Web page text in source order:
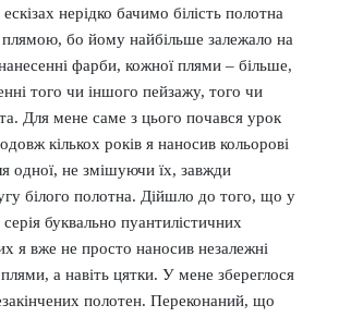
нерідко бачимо білість полотна
бо йому найбільше залежало на
фарби, кожної плями – більше,
того чи іншого пейзажу, того чи
Для мене саме з цього почався урок
кількох років я наносив кольорові
одної, не змішуючи їх, завжди
білого полотна. Дійшло до того, що у
буквально пуантилістичних
я вже не просто наносив незалежні
а навіть цятки. У мене збереглося
полотен. Переконаний, що